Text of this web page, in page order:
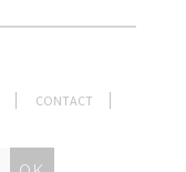
CONTACT